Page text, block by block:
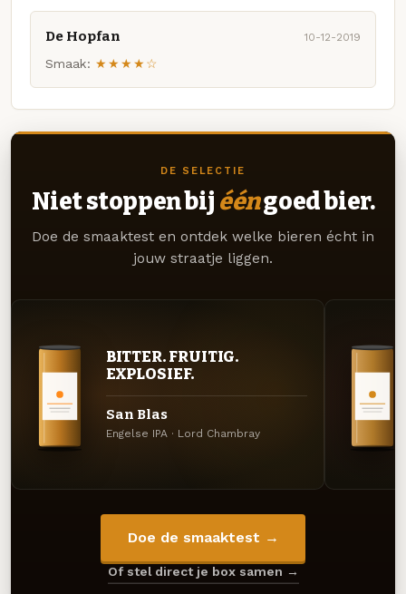
De Hopfan 10-12-2019
Smaak: ★★★★☆
DE SELECTIE
Niet stoppen bij ééngoed bier.
Doe de smaaktest en ontdek welke bieren écht in
jouw straatje liggen.
BITTER. FRUITIG.
EXPLOSIEF.
San Blas
Engelse IPA · Lord Chambray
Doe de smaaktest →
Of stel direct je box samen →